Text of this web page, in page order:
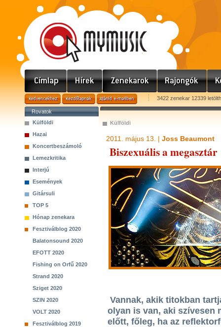
3422 zenekar 12339
Rovatok
Külföldi
Hazai
Koncertbeszámoló
Lemezkritika
Interjú
Események
Gitársuli
TOP 5
Hónap zenekara
Fesztiválblog 2020
Balatonsound 2020
EFOTT 2020
Fishing on Orfű 2020
Strand 2020
Sziget 2020
SZIN 2020
VOLT 2020
Fesztiválblog 2019
Külföldi
2011. május 13. | Joss Beaumont
Biszexuális a megasztár
Vannak, akik titokban
olyan is van, aki szívesen
előtt, főleg, ha az